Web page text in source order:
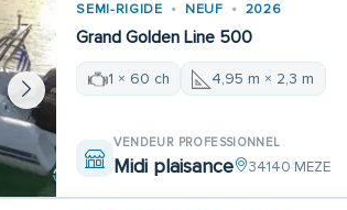
SEMI-RIGIDE NEUF 2026
Grand Golden Line 500
1 × 60 ch 4,95 m × 2,3 m
VENDEUR PROFESSIONNEL
Midi plaisance 34140 MEZE